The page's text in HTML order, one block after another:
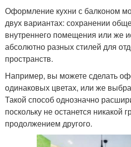
Оформление кухни с балконом
двух вариантах: сохранении
внутреннего помещения или же
абсолютно разных стилей для
пространств.
Например, вы можете сделать
одинаковых цветах, или же
Такой способ однозначно
поскольку не останется никакой
продолжением другого.